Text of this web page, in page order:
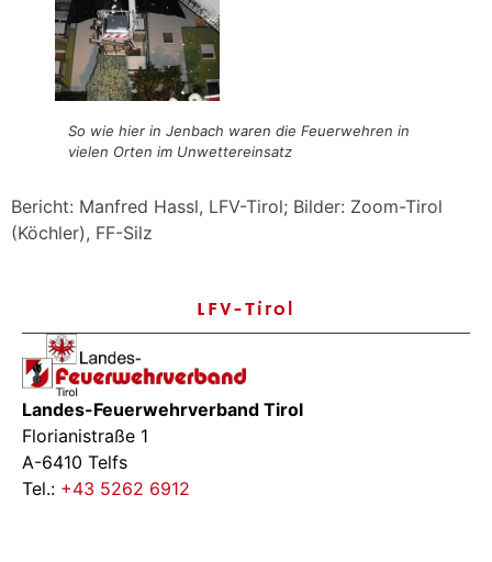
So wie hier in Jenbach waren die Feuerwehren in
vielen Orten im Unwettereinsatz
Bericht: Manfred Hassl, LFV-Tirol; Bilder: Zoom-Tirol
(Köchler), FF-Silz
LFV-Tirol
Landes-Feuerwehrverband Tirol
Florianistraße 1
A-6410 Telfs
Tel.: +43 5262 6912